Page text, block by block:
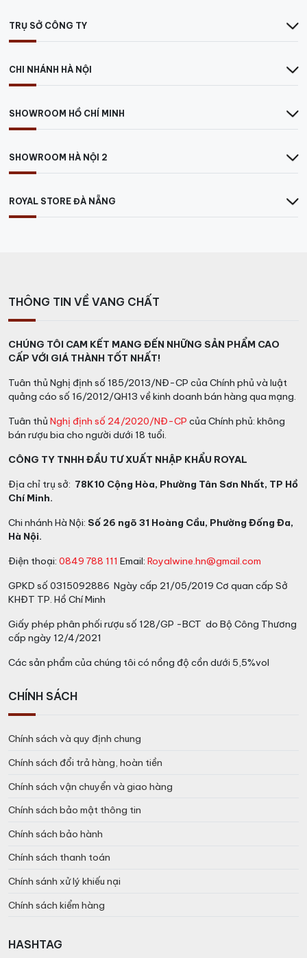
Xem thêm thông tin trên trang chủ của nhà sản xuất
tại đây:
TRỤ SỞ CÔNG TY
CHI NHÁNH HÀ NỘI
SHOWROOM HỒ CHÍ MINH
SHOWROOM HÀ NỘI 2
ROYAL STORE ĐÀ NẴNG
THÔNG TIN VỀ VANG CHẤT
CHÚNG TÔI CAM KẾT MANG ĐẾN NHỮNG SẢN PHẨM CAO
CẤP VỚI GIÁ THÀNH TỐT NHẤT!
Tuân thủ Nghị định số 185/2013/NĐ-CP của Chính phủ và luật
quảng cáo số 16/2012/QH13 về kinh doanh bán hàng qua mạng.
Tuân thủ Nghị định số 24/2020/NĐ-CP của Chính phủ: không
bán rượu bia cho người dưới 18 tuổi.
CÔNG TY TNHH ĐẦU TƯ XUẤT NHẬP KHẨU ROYAL
Địa chỉ trụ sở: 78K10 Cộng Hòa, Phường Tân Sơn Nhất, TP Hồ
Chí Minh.
Chi nhánh Hà Nội: Số 26 ngõ 31 Hoàng Cầu, Phường Đống Đa,
Hà Nội.
Điện thoại: 0849 788 111 Email: Royalwine.hn@gmail.com
GPKD số 0315092886 Ngày cấp 21/05/2019 Cơ quan cấp Sở
KHĐT TP. Hồ Chí Minh
Giấy phép phân phối rượu số 128/GP -BCT do Bộ Công Thương
cấp ngày 12/4/2021
Các sản phẩm của chúng tôi có nồng độ cồn dưới 5,5%vol
CHÍNH SÁCH
Chính sách và quy định chung
Chính sách đổi trả hàng, hoàn tiền
Chính sách vận chuyển và giao hàng
Chính sách bảo mật thông tin
Chính sách bảo hành
Chính sách thanh toán
Chính sánh xử lý khiếu nại
Chính sách kiểm hàng
HASHTAG